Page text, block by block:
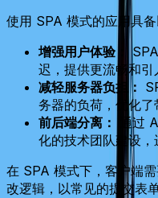
使用 SPA 模式的应用具
增强用户体验：
迟，提供更流畅和
减轻服务器负担：
务器的负荷，优化了
前后端分离：
通过
化的技术团队建设，
在 SPA 模式下，客户端
改逻辑，以常见的提交表